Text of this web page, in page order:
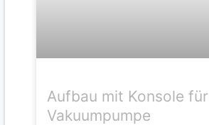
Aufbau mit Konsole für
Vakuumpumpe